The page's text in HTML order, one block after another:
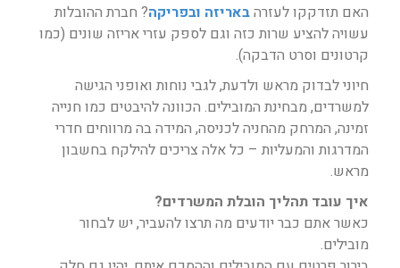
האם תזדקקו לעזרהבאריזה ובפריקה? חברת ההובלות
עשויה להציע שרות כזה וגם לספק עזרי אריזה שונים (כמו
קרטונים וסרט הדבקה).
חיוני לבדוק מראש ולדעת, לגבי נוחות ואופני הגישה
למשרדים, מבחינת המובילים. הכוונה להיבטים כמו חנייה
זמינה, המרחק מהחניה לכניסה, המידה בה מרווחים חדרי
המדרגות והמעליות – כל אלה צריכים להילקח בחשבון
מראש.
איך עובד תהליך הובלת המשרדים?
כאשר אתם כבר יודעים מה תרצו להעביר, יש לבחור
מובילים.